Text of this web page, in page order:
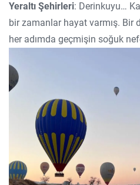
Yeraltı Şehirleri: Derinkuyu…
bir zamanlar hayat varmış. Bir
her adımda geçmişin soğuk